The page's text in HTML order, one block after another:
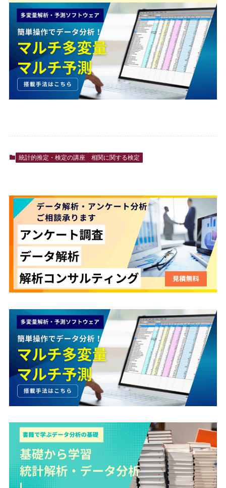
統計的推定・検定の講座 相関に関する検定